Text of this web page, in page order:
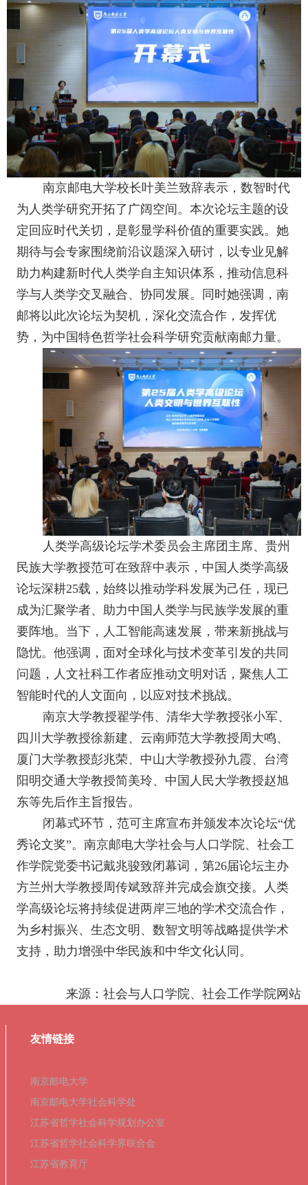
南京邮电大学校长叶美兰致辞表示，数智时代
为人类学研究开拓了广阔空间。本次论坛主题的设
定回应时代关切，是彰显学科价值的重要实践。她
期待与会专家围绕前沿议题深入研讨，以专业见解
助力构建新时代人类学自主知识体系，推动信息科
学与人类学交叉融合、协同发展。同时她强调，南
邮将以此次论坛为契机，深化交流合作，发挥优
势，为中国特色哲学社会科学研究贡献南邮力量。
人类学高级论坛学术委员会主席团主席、贵州
民族大学教授范可在致辞中表示，中国人类学高级
论坛深耕25载，始终以推动学科发展为己任，现已
成为汇聚学者、助力中国人类学与民族学发展的重
要阵地。当下，人工智能高速发展，带来新挑战与
隐忧。他强调，面对全球化与技术变革引发的共同
问题，人文社科工作者应推动文明对话，聚焦人工
智能时代的人文面向，以应对技术挑战。
南京大学教授翟学伟、清华大学教授张小军、
四川大学教授徐新建、云南师范大学教授周大鸣、
厦门大学教授彭兆荣、中山大学教授孙九霞、台湾
阳明交通大学教授简美玲、中国人民大学教授赵旭
东等先后作主旨报告。
闭幕式环节，范可主席宣布并颁发本次论坛“优
秀论文奖”。南京邮电大学社会与人口学院、社会工
作学院党委书记戴兆骏致闭幕词，第26届论坛主办
方兰州大学教授周传斌致辞并完成会旗交接。人类
学高级论坛将持续促进两岸三地的学术交流合作，
为乡村振兴、生态文明、数智文明等战略提供学术
支持，助力增强中华民族和中华文化认同。
来源：社会与人口学院、社会工作学院网站
友情链接
南京邮电大学
南京邮电大学社会科学处
江苏省哲学社会科学规划办公室
江苏省哲学社会科学界联合会
江苏省教育厅